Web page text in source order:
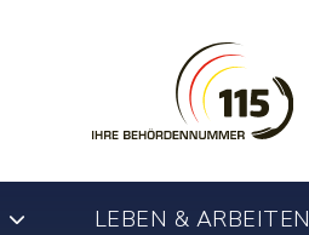
LEBEN & ARBEITEN